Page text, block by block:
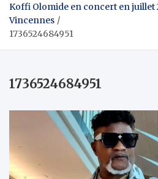
Koffi Olomide en concert en juillet
Vincennes
1736524684951
1736524684951